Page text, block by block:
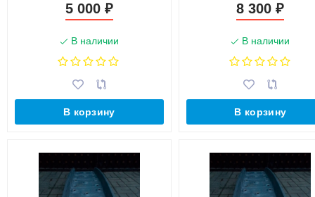
5 000 ₽
В наличии
В корзину
8 300₽
В наличии
В корзину